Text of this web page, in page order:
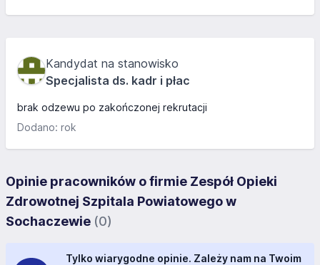
Kandydat na stanowisko
Specjalista ds. kadr i płac
brak odzewu po zakończonej rekrutacji
Dodano: rok
Opinie pracowników o firmie Zespół Opieki
Zdrowotnej Szpitala Powiatowego w
Sochaczewie (0)
Tylko wiarygodne opinie. Zależy nam na Twoim